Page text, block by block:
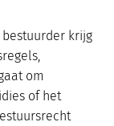
krijg
om
of het